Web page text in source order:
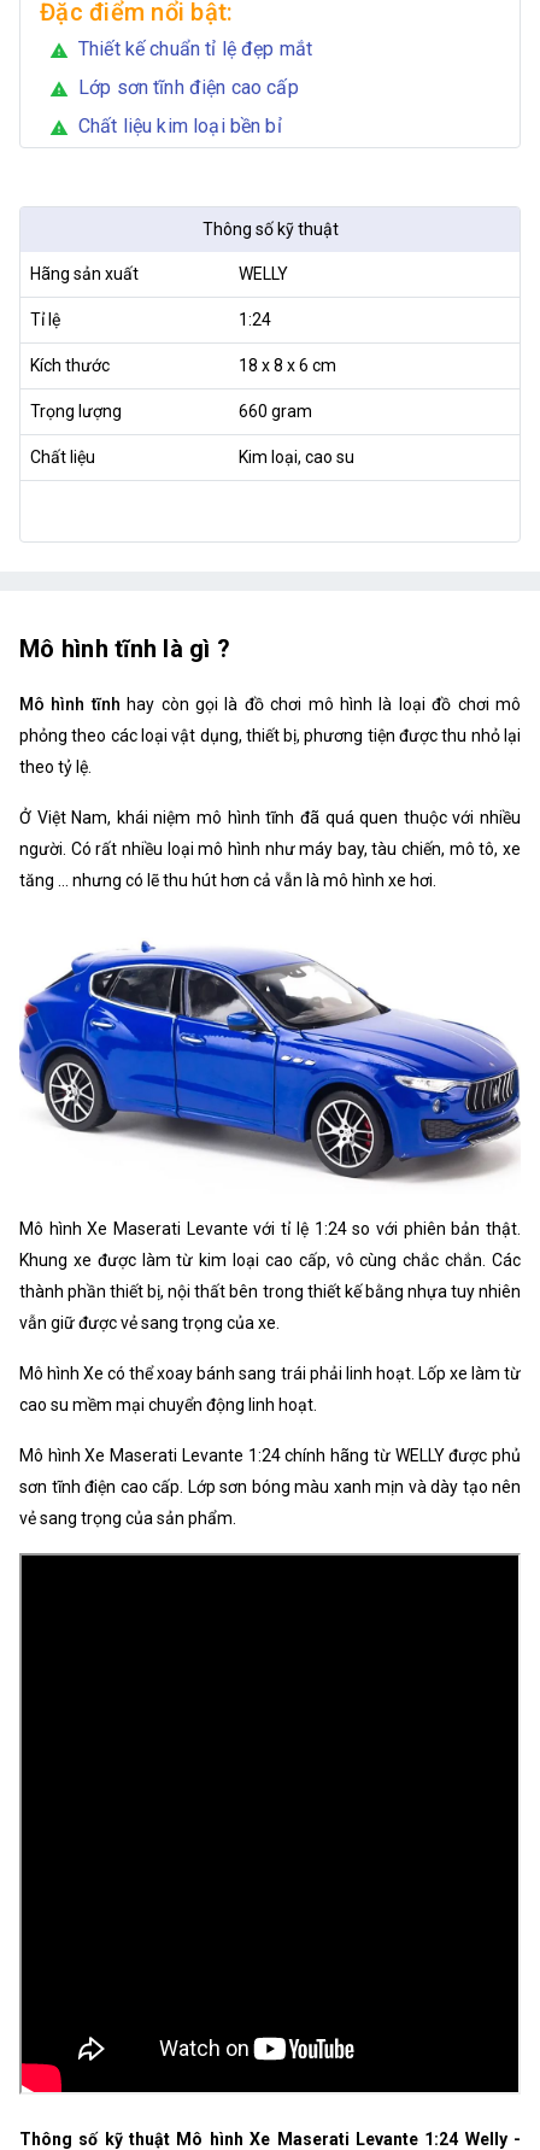
Đặc điểm nổi bật:
warning Thiết kế chuẩn tỉ lệ đẹp mắt
warning Lớp sơn tĩnh điện cao cấp
warning Chất liệu kim loại bền bỉ
Thông số kỹ thuật
Hãng sản xuất WELLY
Tỉ lệ 1:24
Kích thước 18 x 8 x 6 cm
Trọng lượng 660 gram
Chất liệu Kim loại, cao su
Mô hình tĩnh là gì ?
Mô hình tĩnh hay còn gọi là đồ chơi mô hình là loại đồ chơi mô
phỏng theo các loại vật dụng, thiết bị, phương tiện được thu nhỏ lại
theo tỷ lệ.
Ở Việt Nam, khái niệm mô hình tĩnh đã quá quen thuộc với nhiều
người. Có rất nhiều loại mô hình như máy bay, tàu chiến, mô tô, xe
tăng … nhưng có lẽ thu hút hơn cả vẫn là mô hình xe hơi.
Mô hình Xe Maserati Levante với tỉ lệ 1:24 so với phiên bản thật.
Khung xe được làm từ kim loại cao cấp, vô cùng chắc chắn. Các
thành phần thiết bị, nội thất bên trong thiết kế bằng nhựa tuy nhiên
vẫn giữ được vẻ sang trọng của xe.
Mô hình Xe có thể xoay bánh sang trái phải linh hoạt. Lốp xe làm từ
cao su mềm mại chuyển động linh hoạt.
Mô hình Xe Maserati Levante 1:24 chính hãng từ WELLY được phủ
sơn tĩnh điện cao cấp. Lớp sơn bóng màu xanh mịn và dày tạo nên
vẻ sang trọng của sản phẩm.
Thông số kỹ thuật Mô hình Xe Maserati Levante 1:24 Welly -